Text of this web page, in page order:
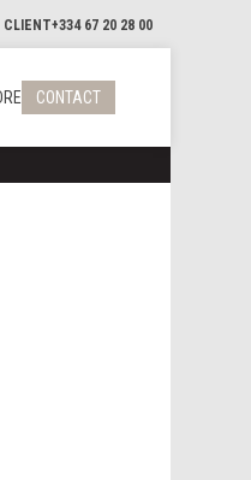
CLIENT+334 67 20 28 00
CONTACT